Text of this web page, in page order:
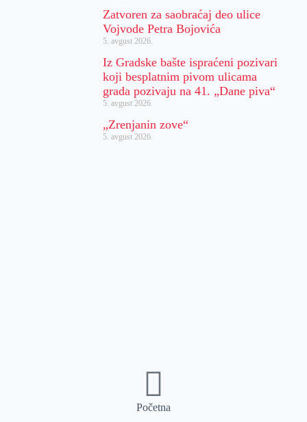
Zatvoren za saobraćaj deo ulice
Vojvode Petra Bojovića
5. avgust 2026.
Iz Gradske bašte ispraćeni pozivari
koji besplatnim pivom ulicama
grada pozivaju na 41. „Dane piva“
5. avgust 2026.
„Zrenjanin zove“
5. avgust 2026.
Početna